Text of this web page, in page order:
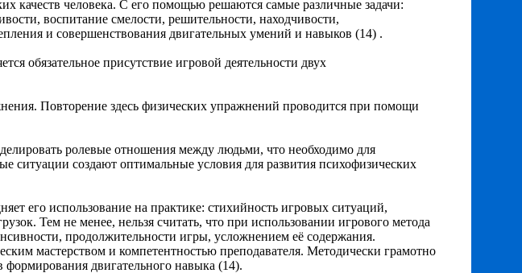
качеств человека. С его помощью решаются самые различные задачи:
воспитание смелости, решительности, находчивости,
и совершенствования двигательных умений и навыков (14) .
обязательное присутствие игровой деятельности двух
Повторение здесь физических упражнений проводится при помощи
ролевые отношения между людьми, что необходимо для
создают оптимальные условия для развития психофизических
его использование на практике: стихийность игровых ситуаций,
Тем не менее, нельзя считать, что при использовании игрового метода
продолжительности игры, усложнением её содержания.
мастерством и компетентностью преподавателя. Методически грамотно
двигательного навыка (14).